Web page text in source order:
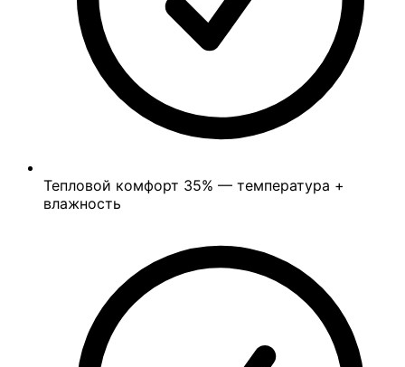
Тепловой комфорт 35% — температура +
влажность